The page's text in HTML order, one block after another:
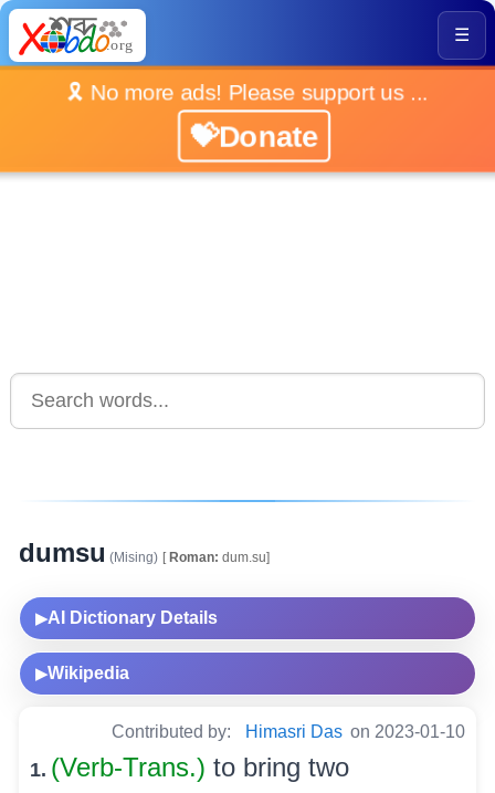
☰
🎗️ No more ads! Please support us ...
💝Donate
dumsu (Mising) [Roman: dum.su]
▶AI Dictionary Details
▶Wikipedia
Contributed by: Himasri Das on 2023-01-10
1. (Verb-Trans.) to bring two